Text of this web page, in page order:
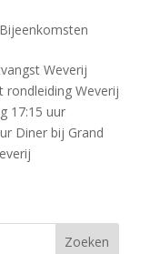
Bijeenkomsten
Weverij
rondleiding Weverij
17:15 uur
Diner bij Grand